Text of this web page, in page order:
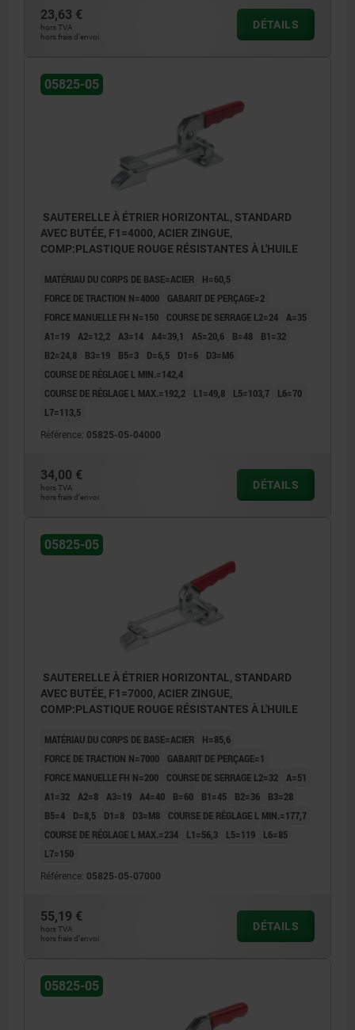
23,63 €
hors TVA
hors frais d’envoi
DÉTAILS
05825-05
SAUTERELLE À ÉTRIER HORIZONTAL, STANDARD
AVEC BUTÉE, F1=4000, ACIER ZINGUE,
COMP:PLASTIQUE ROUGE RÉSISTANTES À L'HUILE
MATÉRIAU DU CORPS DE BASE=ACIER
H=60,5
FORCE DE TRACTION N=4000
GABARIT DE PERÇAGE=2
FORCE MANUELLE FH N=150
COURSE DE SERRAGE L2=24 A=35
A1=19 A2=12,2 A3=14 A4=39,1 A5=20,6 B=48
B1=32
B2=24,8
B3=19 B5=3 D=6,5 D1=6
D3=M6
COURSE DE RÉGLAGE L MIN.=142,4
COURSE DE RÉGLAGE L MAX.=192,2
L1=49,8 L5=103,7
L6=70
L7=113,5
Référence: 05825-05-04000
34,00 €
hors TVA
hors frais d’envoi
DÉTAILS
05825-05
SAUTERELLE À ÉTRIER HORIZONTAL, STANDARD
AVEC BUTÉE, F1=7000, ACIER ZINGUE,
COMP:PLASTIQUE ROUGE RÉSISTANTES À L'HUILE
MATÉRIAU DU CORPS DE BASE=ACIER
H=85,6
FORCE DE TRACTION N=7000
GABARIT DE PERÇAGE=1
FORCE MANUELLE FH N=200
COURSE DE SERRAGE L2=32 A=51
A1=32 A2=8 A3=19 A4=40 B=60 B1=45 B2=36
B3=28
B5=4
D=8,5 D1=8 D3=M8
COURSE DE RÉGLAGE L MIN.=177,7
COURSE DE RÉGLAGE L MAX.=234
L1=56,3 L5=119
L6=85
L7=150
Référence: 05825-05-07000
55,19 €
hors TVA
hors frais d’envoi
DÉTAILS
05825-05